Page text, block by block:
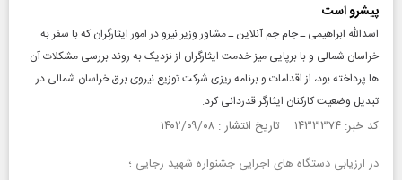
پیشرو است
اسدالله ابراهیمی ـ جام جم آنلاین ـ مشاور وزیر نیرو در امور ایثارگران که با سفر به
خراسان شمالی و با برپایی میز خدمت ایثارگران از نزدیک به روند بررسی مشکلات آن
ها پرداخته بود، از اقدامات و برنامه ریزی شرکت توزیع نیروی برق خراسان شمالی در
تبدیل وضعیت کارکنان ایثارگر قدردانی کرد.
کد خبر: ۱۴۳۳۳۷۴ تاریخ انتشار : ۱۴۰۲/۰۹/۰۸
در ارزیابی دستگاه های اجرایی جشنواره شهید رجایی ؛